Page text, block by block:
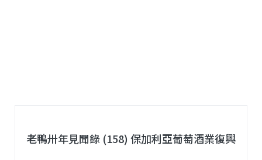
老鴨卅年見聞錄 (158) 保加利亞葡萄酒業復興